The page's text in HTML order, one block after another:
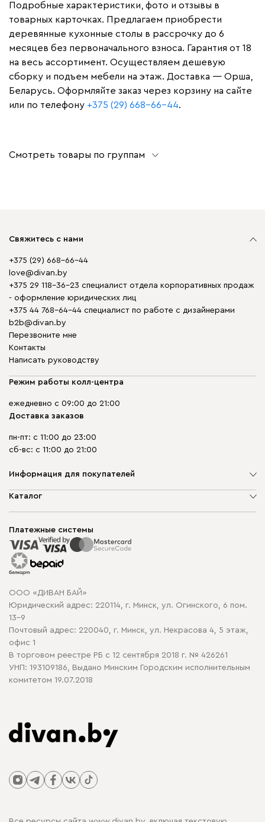
Подробные характеристики, фото и отзывы в
товарных карточках. Предлагаем приобрести
деревянные кухонные столы в рассрочку до 6
месяцев без первоначального взноса. Гарантия от 18
на весь ассортимент. Осуществляем дешевую
сборку и подъем мебели на этаж. Доставка — Орша,
Беларусь. Оформляйте заказ через корзину на сайте
или по телефону +375 (29) 668-66-44.
Смотреть товары по группам
Свяжитесь с нами
+375 (29) 668-66-44
love@divan.by
+375 29 118-36-23 специалист отдела корпоративных продаж
- оформление юридических лиц
+375 44 768-64-44 специалист по работе с дизайнерами
b2b@divan.by
Перезвоните мне
Контакты
Написать руководству
Режим работы колл-центра
ежедневно с 09:00 до 21:00
Доставка заказов
пн-пт: с 11:00 до 23:00
сб-вс: с 11:00 до 21:00
Информация для покупателей
О компании
Способы оплаты
Рассрочка и кредит
Гарантия
Карта сайта
Политика конфиденциальности
Политика в отношении обработки cookie
Каталог
Корпусная мебель
Распродажа мебели
Платежные системы
ООО «ДИВАН БАЙ»
Юридический адрес: 220114, г. Минск, ул. Огинского, 6 пом.
13-9
Почтовый адрес: 220040, г. Минск, ул. Некрасова 4, 5 этаж,
офис 1
В торговом реестре РБ с 12 сентября 2018 г. № 426261
УНП: 193109186, Выдано Минским Городским исполнительным
комитетом 19.07.2018